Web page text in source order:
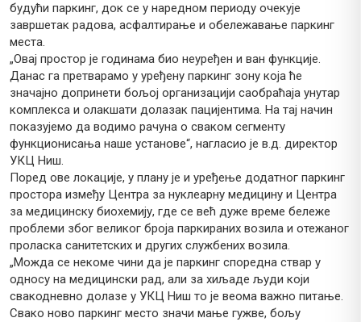
будући паркинг, док се у наредном периоду очекује
завршетак радова, асфалтирање и обележавање паркинг
места.
„Овај простор је годинама био неуређен и ван функције.
Данас га претварамо у уређену паркинг зону која ће
значајно допринети бољој организацији саобраћаја унутар
комплекса и олакшати долазак пацијентима. На тај начин
показујемо да водимо рачуна о сваком сегменту
функционисања наше установе“, нагласио је в.д. директор
УКЦ Ниш.
Поред ове локације, у плану је и уређење додатног паркинг
простора између Центра за нуклеарну медицину и Центра
за медицинску биохемију, где се већ дуже време бележе
проблеми због великог броја паркираних возила и отежаног
проласка санитетских и других службених возила.
„Можда се некоме чини да је паркинг споредна ствар у
односу на медицински рад, али за хиљаде људи који
свакодневно долазе у УКЦ Ниш то је веома важно питање.
Свако ново паркинг место значи мање гужве, бољу